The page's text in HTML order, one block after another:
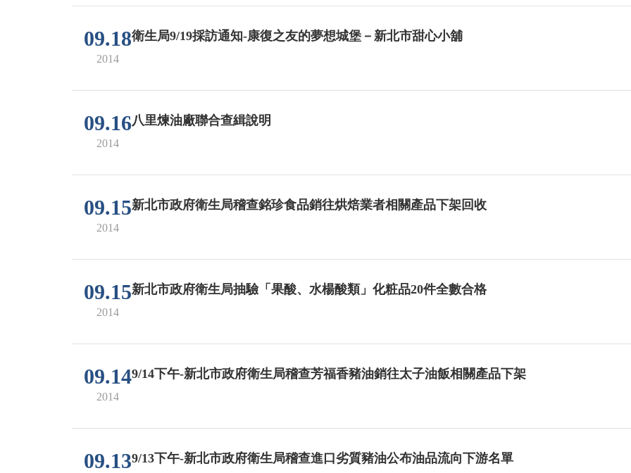
09.18
2014
衛生局9/19採訪通知-康復之友的夢想城堡－新北市甜心小舖
09.16
2014
八里煉油廠聯合查緝說明
09.15
2014
新北市政府衛生局稽查銘珍食品銷往烘焙業者相關產品下架回收
09.15
2014
新北市政府衛生局抽驗「果酸、水楊酸類」化粧品20件全數合格
09.14
2014
9/14下午-新北市政府衛生局稽查芳福香豬油銷往太子油飯相關產品下架
09.139/13下午-新北市政府衛生局稽查進口劣質豬油公布油品流向下游名單